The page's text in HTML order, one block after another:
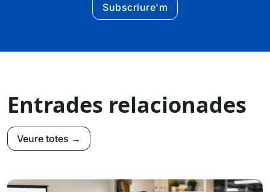
Subscriure'm
Entrades relacionades
Veure totes →